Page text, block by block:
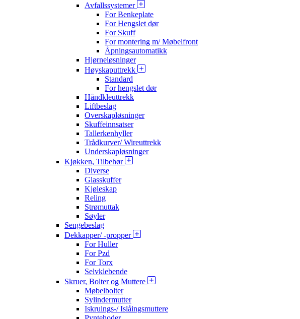
Avfallssystemer
For Benkeplate
For Hengslet dør
For Skuff
For montering m/ Møbelfront
Åpningsautomatikk
Hjørneløsninger
Høyskaputtrekk
Standard
For hengslet dør
Håndkleuttrekk
Liftbeslag
Overskapløsninger
Skuffeinnsatser
Tallerkenhyller
Trådkurver/ Wireuttrekk
Underskapløsninger
Kjøkken, Tilbehør
Diverse
Glasskuffer
Kjøleskap
Reling
Strømuttak
Søyler
Sengebeslag
Dekkapper/ -propper
For Huller
For Pzd
For Torx
Selvklebende
Skruer, Bolter og Muttere
Møbelbolter
Sylindermutter
Iskruings-/ Islåingsmuttere